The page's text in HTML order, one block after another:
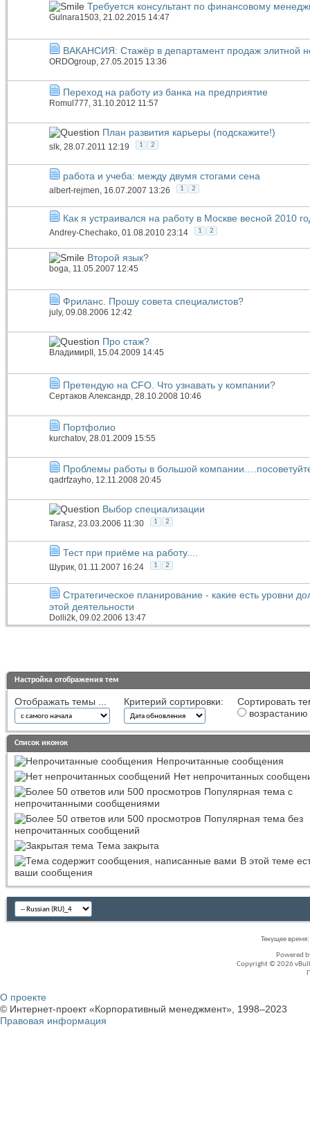
Требуется консультант по финансовому
Gulnara1503, 21.02.2015 14:47
ВАКАНСИЯ: Стажёр в департамент продаж элитной
ORDOgroup , 27.05.2015 13:36
Переход на работу из банка на предприятие
Romul777, 31.10.2012 11:57
План развития карьеры (подскажите!)
slk , 28.07.2011 12:19 1 2
работа и учеба: между двумя стогами сена
albert-rejmen, 16.07.2007 13:26 1 2
Как я устраивался на работу в Москве весной 2010
Andrey-Chechako , 01.08.2010 23:14 1 2
Второй язык?
boga, 11.05.2007 12:45
Фриланс. Прошу совета специалистов?
july, 09.08.2006 12:42
Про стаж?
ВладимирII , 15.04.2009 14:45
Претендую на CFO. Что узнавать у компании?
Сертаков Александр, 28.10.2008 10:46
Портфолио
kurchatov, 28.01.2009 15:55
Проблемы работы в большой
qadrfzayho, 12.11.2008 20:45
Выбор специализации
Tarasz, 23.03.2006 11:30 1 2
Тест при приёме на работу....
Шурик, 01.11.2007 16:24 1 2
Стратегическое планирование - какие есть уровни
этой деятельности
Dolli2k , 09.02.2006 13:47
Настройка отображения тем
Отображать темы ... Критерий сортировки:
Сортировать
возрастанию
Список иконок
Непрочитанные сообщения
Нет непрочитанных
Популярная тема с
непрочитанными сообщениями
Популярная тема без
непрочитанных сообщений
Тема закрыта
В этой теме
ваши сообщения
Текущее время:
Powered
Copyright © 2026
О проекте
© Интернет-проект «Корпоративный менеджмент», 1998–2023
Правовая информация